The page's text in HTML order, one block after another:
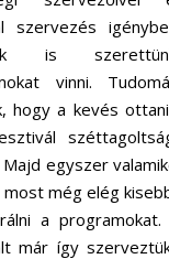
szervezés
is
vinni.
hogy a kevés
egyszer
még elég
a
már így